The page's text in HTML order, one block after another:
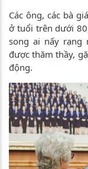
Các ông, các bà
ở tuổi trên dưới
song ai nấy rạng
được thăm thầy,
động.